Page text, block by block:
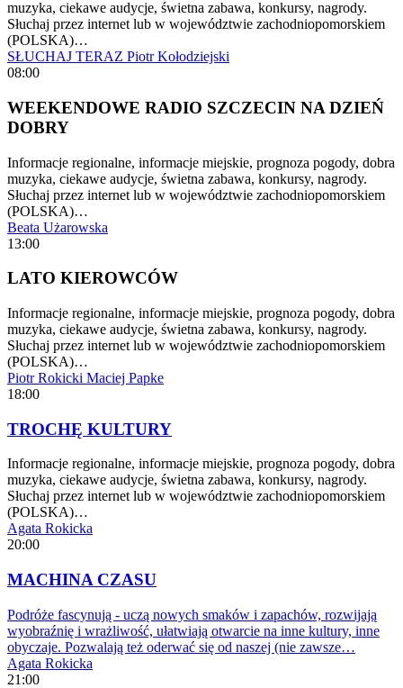
muzyka, ciekawe audycje, świetna zabawa, konkursy, nagrody.
Słuchaj przez internet lub w województwie zachodniopomorskiem
(POLSKA)…
SŁUCHAJ TERAZ Piotr Kołodziejski
08:00
WEEKENDOWE RADIO SZCZECIN NA DZIEŃ
DOBRY
Informacje regionalne, informacje miejskie, prognoza pogody, dobra
muzyka, ciekawe audycje, świetna zabawa, konkursy, nagrody.
Słuchaj przez internet lub w województwie zachodniopomorskiem
(POLSKA)…
Beata Użarowska
13:00
LATO KIEROWCÓW
Informacje regionalne, informacje miejskie, prognoza pogody, dobra
muzyka, ciekawe audycje, świetna zabawa, konkursy, nagrody.
Słuchaj przez internet lub w województwie zachodniopomorskiem
(POLSKA)…
Piotr Rokicki Maciej Papke
18:00
TROCHĘ KULTURY
Informacje regionalne, informacje miejskie, prognoza pogody, dobra
muzyka, ciekawe audycje, świetna zabawa, konkursy, nagrody.
Słuchaj przez internet lub w województwie zachodniopomorskiem
(POLSKA)…
Agata Rokicka
20:00
MACHINA CZASU
Podróże fascynują - uczą nowych smaków i zapachów, rozwijają
wyobraźnię i wrażliwość, ułatwiają otwarcie na inne kultury, inne
obyczaje. Pozwalają też oderwać się od naszej (nie zawsze…
Agata Rokicka
21:00